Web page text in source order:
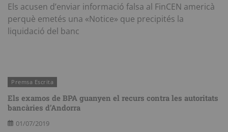
Els acusen d’enviar informació falsa al FinCEN americà
perquè emetés una «Notice» que precipités la
liquidació del banc
Premsa Escrita
Els examos de BPA guanyen el recurs contra les autoritats
bancàries d’Andorra
01/07/2019